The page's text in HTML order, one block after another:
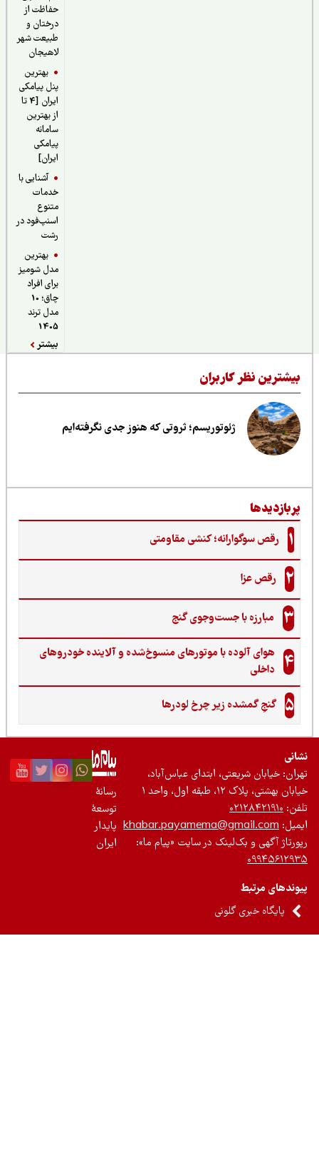
حفاظت از
درختان و
طبیعت شهر
لاهیجان
بهترین
پنل پیامکی
ایران [4 تا
از بهترین
سامانه
پیامکی
آشنایی با
خدمات
اسنپ‌فود در
بهترین
مدل شومیز
برای افراد
چاق؛ 10
مدل ترند
نظر کاربران
ژئوتوریسم؛ ثروتی که هنوز جدی نگرفته‌ایم
رقص سوگوارانه؛ کنشی مقاومتی
رقص عزا
مبارزه با جست‌وجوی گنج‌
هوای آلوده با موتورهای منسوخ‌شده و آلاینده خودروهای
داخلی
گنجِ گمشده زیر چرخ لودرها
خیابان شریعتی، ابتدای عباس‌آباد،
بهشتی، پلاک ۱۲، طبقه اول، واحد ۱
۰۲۱۲۸۴۲۱۹۱۰
khabar.payamema@gmail.com
آگهی و بک‌لینک در سایت «پیام ما»:
مرتبط
پایگاه خبری گلونی
توسعۀ
پایدار
ایران